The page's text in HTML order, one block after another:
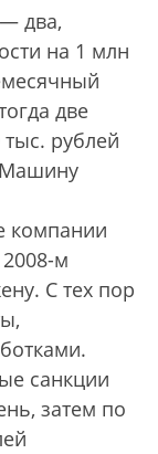
два,
на 1 млн
две
рублей
Машину
компании
м
С тех пор
санкции
затем по